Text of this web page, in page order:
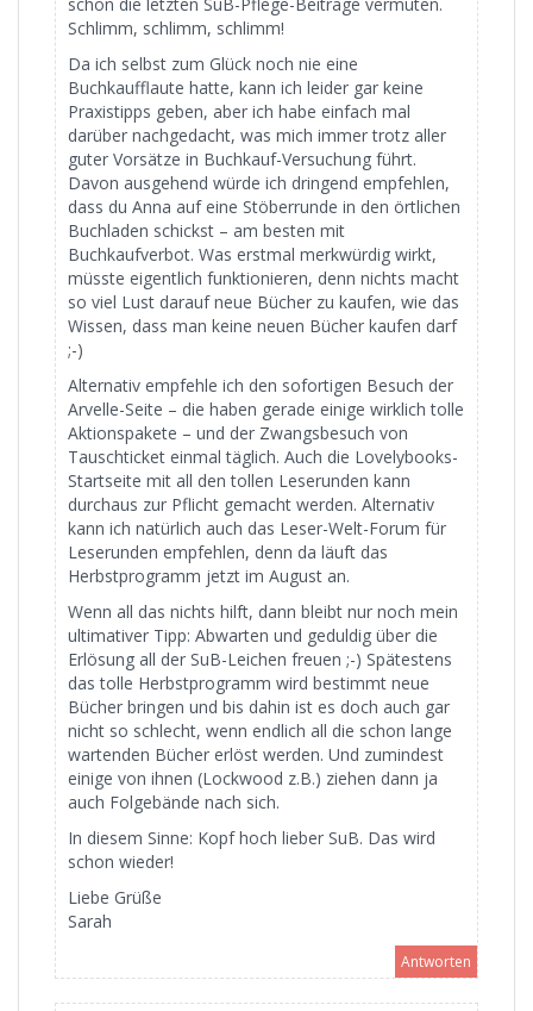
Schlimm, schlimm, schlimm!
Da ich selbst zum Glück noch nie eine
Buchkaufflaute hatte, kann ich leider gar keine
Praxistipps geben, aber ich habe einfach mal
darüber nachgedacht, was mich immer trotz aller
guter Vorsätze in Buchkauf-Versuchung führt.
Davon ausgehend würde ich dringend empfehlen,
dass du Anna auf eine Stöberrunde in den örtlichen
Buchladen schickst – am besten mit
Buchkaufverbot. Was erstmal merkwürdig wirkt,
müsste eigentlich funktionieren, denn nichts macht
so viel Lust darauf neue Bücher zu kaufen, wie das
Wissen, dass man keine neuen Bücher kaufen darf
;-)
Alternativ empfehle ich den sofortigen Besuch der
Arvelle-Seite – die haben gerade einige wirklich tolle
Aktionspakete – und der Zwangsbesuch von
Tauschticket einmal täglich. Auch die Lovelybooks-
Startseite mit all den tollen Leserunden kann
durchaus zur Pflicht gemacht werden. Alternativ
kann ich natürlich auch das Leser-Welt-Forum für
Leserunden empfehlen, denn da läuft das
Herbstprogramm jetzt im August an.
Wenn all das nichts hilft, dann bleibt nur noch mein
ultimativer Tipp: Abwarten und geduldig über die
Erlösung all der SuB-Leichen freuen ;-) Spätestens
das tolle Herbstprogramm wird bestimmt neue
Bücher bringen und bis dahin ist es doch auch gar
nicht so schlecht, wenn endlich all die schon lange
wartenden Bücher erlöst werden. Und zumindest
einige von ihnen (Lockwood z.B.) ziehen dann ja
auch Folgebände nach sich.
In diesem Sinne: Kopf hoch lieber SuB. Das wird
schon wieder!
Liebe Grüße
Sarah
Antworten